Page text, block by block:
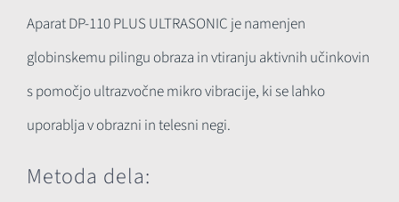
Aparat DP-110 PLUS ULTRASONIC je namenjen
globinskemu pilingu obraza in vtiranju aktivnih učinkovin
s pomočjo ultrazvočne mikro vibracije, ki se lahko
uporablja v obrazni in telesni negi.
Metoda dela: